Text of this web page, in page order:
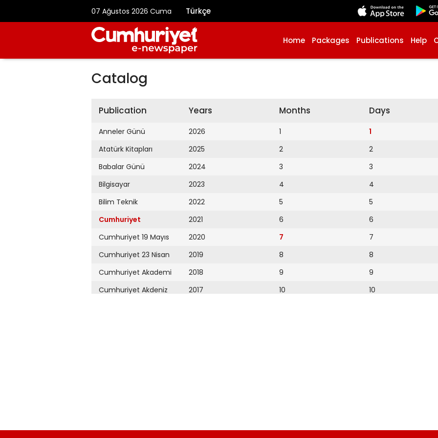
07 Ağustos 2026 Cuma Türkçe
Home Packages Publications Help
Catalog
Publication
Anneler Günü
Atatürk Kitapları
Babalar Günü
Bilgisayar
Bilim Teknik
Cumhuriyet
Cumhuriyet 19 Mayıs
Cumhuriyet 23 Nisan
Cumhuriyet Akademi
Cumhuriyet Akdeniz
Cumhuriyet Çevre
Years
2026
2025
2024
2023
2022
2021
2020
2019
2018
2017
2009
Months
1
2
3
4
5
6
7
8
9
10
Days
1
2
3
4
5
6
7
8
9
10
18